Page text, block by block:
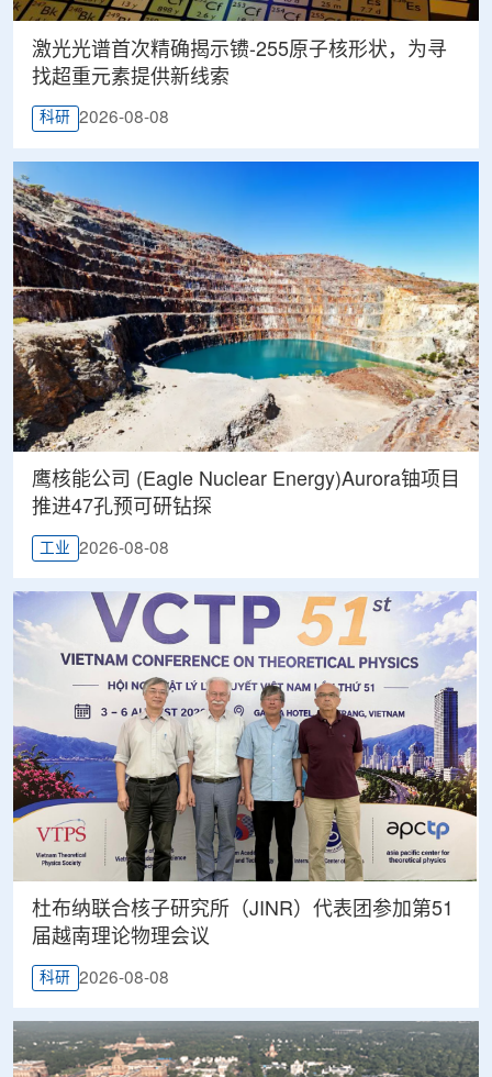
激光光谱首次精确揭示镄-255原子核形状，为寻
找超重元素提供新线索
科研 2026-08-08
鹰核能公司 (Eagle Nuclear Energy)Aurora铀项目
推进47孔预可研钻探
工业 2026-08-08
杜布纳联合核子研究所（JINR）代表团参加第51
届越南理论物理会议
科研 2026-08-08